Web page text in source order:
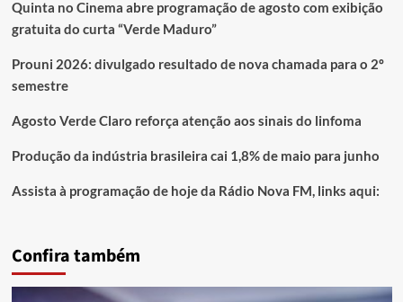
Quinta no Cinema abre programação de agosto com exibição
gratuita do curta “Verde Maduro”
Prouni 2026: divulgado resultado de nova chamada para o 2º
semestre
Agosto Verde Claro reforça atenção aos sinais do linfoma
Produção da indústria brasileira cai 1,8% de maio para junho
Assista à programação de hoje da Rádio Nova FM, links aqui:
Confira também